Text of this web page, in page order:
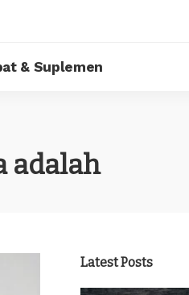
& Suplemen
adalah
Latest Posts